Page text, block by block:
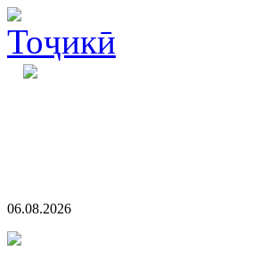
06.08.2026